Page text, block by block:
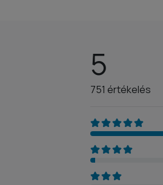
5
751 értékelés